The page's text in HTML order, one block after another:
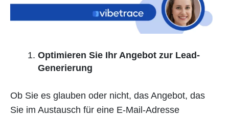
Optimieren Sie Ihr Angebot zur Lead-
Generierung
Ob Sie es glauben oder nicht, das Angebot, das
Sie im Austausch für eine E-Mail-Adresse